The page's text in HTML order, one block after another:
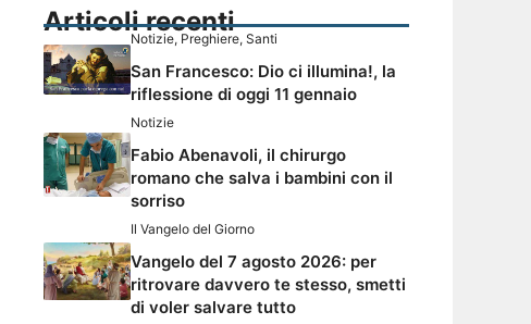
Articoli recenti
Notizie, Preghiere, Santi
San Francesco: Dio ci illumina!, la
riflessione di oggi 11 gennaio
Notizie
Fabio Abenavoli, il chirurgo
romano che salva i bambini con il
sorriso
Il Vangelo del Giorno
Vangelo del 7 agosto 2026: per
ritrovare davvero te stesso, smetti
di voler salvare tutto